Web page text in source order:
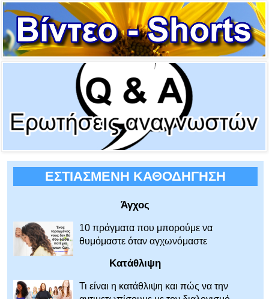
ΕΣΤΙΑΣΜΕΝΗ ΚΑΘΟΔΗΓΗΣΗ
Άγχος
10 πράγματα που μπορούμε να
θυμόμαστε όταν αγχωνόμαστε
Κατάθλιψη
Τι είναι η κατάθλιψη και πώς να την